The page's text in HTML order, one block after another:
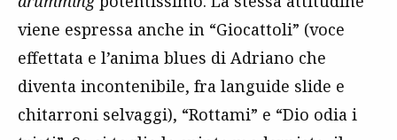
viene espressa anche in “Giocattoli” (voce
effettata e l’anima blues di Adriano che
diventa incontenibile, fra languide slide e
chitarroni selvaggi), “Rottami” e “Dio odia i